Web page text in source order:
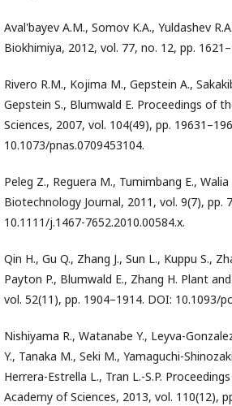
Aval'bayev A.M., Somov K.A., Yuldashev
Biokhimiya, 2012, vol. 77, no. 12, pp.
Rivero R.M., Kojima M., Gepstein A.,
Gepstein S., Blumwald E. Proceedings of
Sciences, 2007, vol. 104(49), pp.
10.1073/pnas.0709453104.
Peleg Z., Reguera M., Tumimbang E.,
Biotechnology Journal, 2011, vol. 9(7), pp.
10.1111/j.1467-7652.2010.00584.x.
Qin H., Gu Q., Zhang J., Sun L., Kuppu S.,
Payton P., Blumwald E., Zhang H. Plant
vol. 52(11), pp. 1904–1914. DOI: 10.1093/
Nishiyama R., Watanabe Y., Leyva-
Y., Tanaka M., Seki M., Yamaguchi-
Herrera-Estrella L., Tran L.-S.P.
Academy of Sciences, 2013, vol. 110(12),